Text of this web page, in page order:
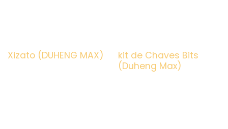
Xizato (DUHENG MAX)
kit de Chaves Bits
(Duheng Max)